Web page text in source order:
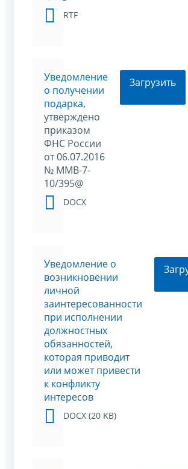
RTF
Уведомление
о получении
подарка,
утверждено
приказом
ФНС России
от 06.07.2016
№ ММВ-7-
10/395@
DOCX
Загрузить
Уведомление о
возникновении
личной
заинтересованности
при исполнении
должностных
обязанностей,
которая приводит
или может привести
к конфликту
интересов
DOCX (20 KB)